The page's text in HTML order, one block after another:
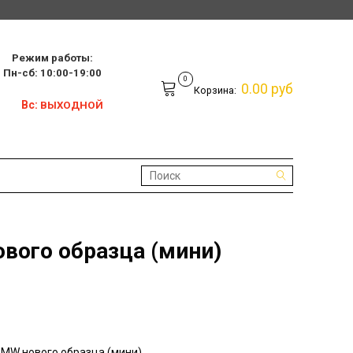
Режим работы:
19:00
Вс: ВЫХОДНОЙ
0
Корзина: 0.00 руб
образца (мини)